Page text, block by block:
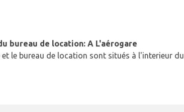
bureau de location: A L'aérogare
et le bureau de location sont situés à l'interieur du